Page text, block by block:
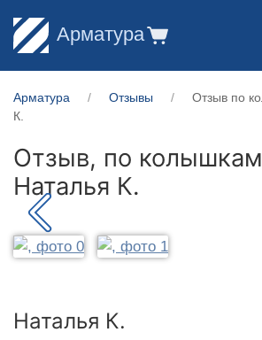
Арматура
Арматура Отзывы
Отзыв по
К.
Отзыв, по
Наталья К.
Наталья К.